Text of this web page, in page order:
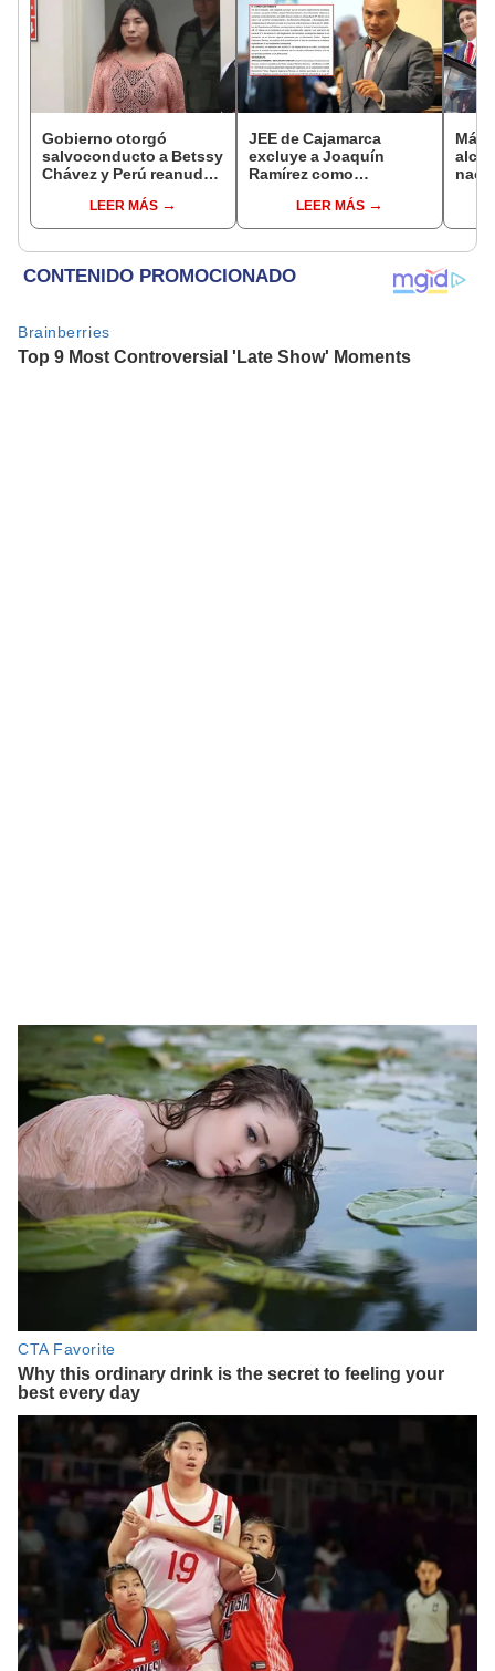
Gobierno otorgó
salvoconducto a Betssy
Chávez y Perú reanuda
con MéxicoLEER MÁS
JEE de Cajamarca
excluye a Joaquín
Ramírez como
regional por ocultar
sentencia
LEER MÁS
Más